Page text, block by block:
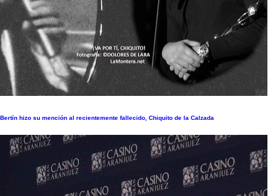
hizo su mención al recientemente fallecido, Chiquito de la Calzada